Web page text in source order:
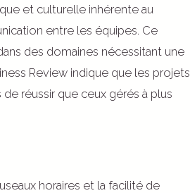
et culturelle inhérente au
entre les équipes. Ce
des domaines nécessitant une
Review indique que les projets
réussir que ceux gérés à plus
horaires et la facilité de